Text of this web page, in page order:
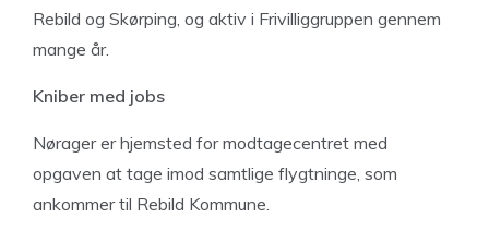
Rebild og Skørping, og aktiv i Frivilliggruppen gennem
mange år.
Kniber med jobs
Nørager er hjemsted for modtagecentret med
opgaven at tage imod samtlige flygtninge, som
ankommer til Rebild Kommune.